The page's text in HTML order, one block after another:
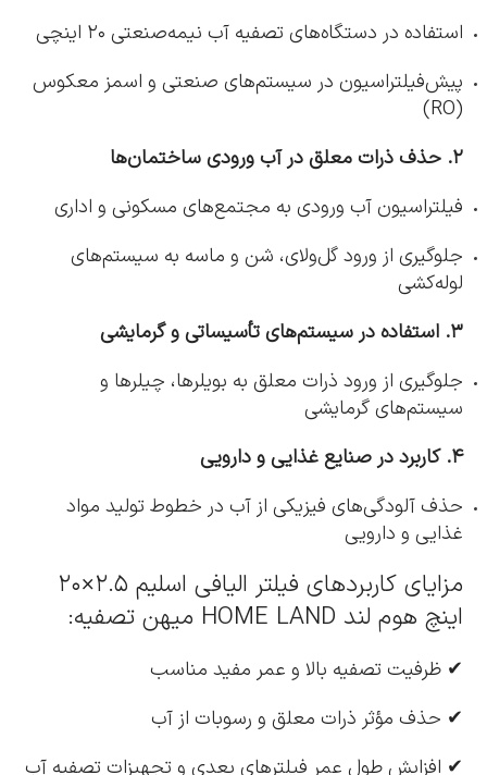
استفاده در دستگاه‌های تصفیه آب نیمه‌صنعتی ۲۰ اینچی
پیش‌فیلتراسیون در سیستم‌های صنعتی و اسمز معکوس
(RO)
۲. حذف ذرات معلق در آب ورودی ساختمان‌ها
فیلتراسیون آب ورودی به مجتمع‌های مسکونی و اداری
جلوگیری از ورود گل‌ولای، شن و ماسه به سیستم‌های
لوله‌کشی
۳. استفاده در سیستم‌های تأسیساتی و گرمایشی
جلوگیری از ورود ذرات معلق به بویلرها، چیلرها و
سیستم‌های گرمایشی
۴. کاربرد در صنایع غذایی و دارویی
حذف آلودگی‌های فیزیکی از آب در خطوط تولید مواد
غذایی و دارویی
مزایای کاربردهای فیلتر الیافی اسلیم ۲.۵×۲۰
اینچ هوم لند HOME LAND میهن تصفیه:
✔ ظرفیت تصفیه بالا و عمر مفید مناسب
✔ حذف مؤثر ذرات معلق و رسوبات از آب
✔ افزایش طول عمر فیلترهای بعدی و تجهیزات تصفیه آب